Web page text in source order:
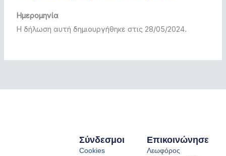
Ημερομηνία
Η δήλωση αυτή δημιουργήθηκε στις 28/05/2024.
Σύνδεσμοι
Cookies
Επικοινώνησε
Λεωφόρος